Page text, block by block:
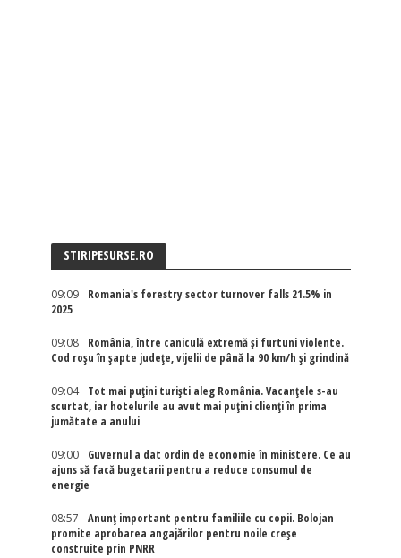
STIRIPESURSE.RO
09:09
Romania's forestry sector turnover falls 21.5% in
2025
09:08
România, între caniculă extremă și furtuni violente.
Cod roșu în șapte județe, vijelii de până la 90 km/h și grindină
09:04
Tot mai puțini turiști aleg România. Vacanțele s-au
scurtat, iar hotelurile au avut mai puțini clienți în prima
jumătate a anului
09:00
Guvernul a dat ordin de economie în ministere. Ce au
ajuns să facă bugetarii pentru a reduce consumul de
energie
08:57
Anunț important pentru familiile cu copii. Bolojan
promite aprobarea angajărilor pentru noile creșe
construite prin PNRR